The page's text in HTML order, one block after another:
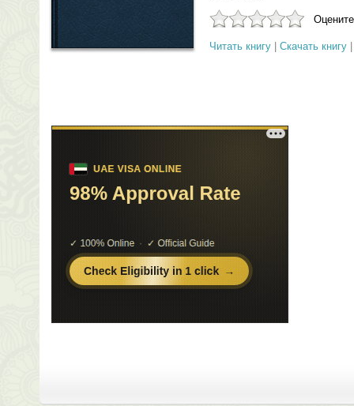
Читать книгу Скачать книгу